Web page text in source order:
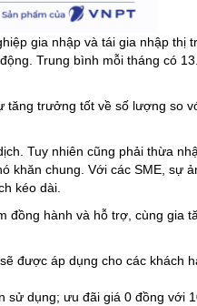
gia nhập và tái gia nhập thị
Trung bình mỗi tháng có
trưởng tốt về số lượng so
Tuy nhiên cũng phải thừa
khăn chung. Với các SME, sự
kéo dài.
đồng hành và hỗ trợ, cùng gia
được áp dụng cho các khách
sử dụng; ưu đãi giá 0 đồng với